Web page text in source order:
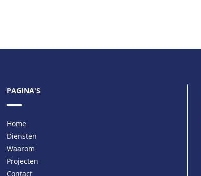
PAGINA'S
Home
Diensten
Waarom
Projecten
Contact